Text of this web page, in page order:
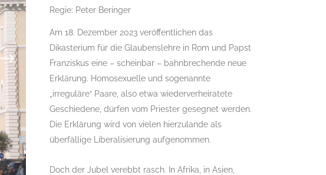
Regie: Peter Beringer
Am 18. Dezember 2023 veröffentlichen das
Dikasterium für die Glaubenslehre in Rom und Papst
Franziskus eine – scheinbar – bahnbrechende neue
Erklärung. Homosexuelle und sogenannte
„irreguläre“ Paare, also etwa wiederverheiratete
Geschiedene, dürfen vom Priester gesegnet werden.
Die Erklärung wird von vielen hierzulande als
überfällige Liberalisierung aufgenommen.
Doch der Jubel verebbt rasch. In Afrika, in Asien,